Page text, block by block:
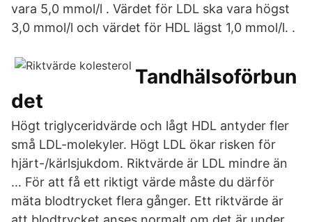
vara 5,0 mmol/l . Värdet för LDL ska vara högst
3,0 mmol/l och värdet för HDL lägst 1,0 mmol/l. .
Tandhälsoförbun
det
Högt triglyceridvärde och lågt HDL antyder fler
små LDL-molekyler. Högt LDL ökar risken för
hjärt-/kärlsjukdom. Riktvärde är LDL mindre än
… För att få ett riktigt värde måste du därför
mäta blodtrycket flera gånger. Ett riktvärde är